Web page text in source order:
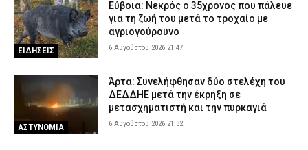
ΕΙΔΗΣΕΙΣ
Εύβοια: Νεκρός ο 35χρονος που πάλευε
για τη ζωή του μετά το τροχαίο με
αγριογούρουνο
6 Αυγούστου 2026 21:47
ΑΣΤΥΝΟΜΙΑ
Άρτα: Συνελήφθησαν δύο στελέχη του
ΔΕΔΔΗΕ μετά την έκρηξη σε
μετασχηματιστή και την πυρκαγιά
6 Αυγούστου 2026 21:32